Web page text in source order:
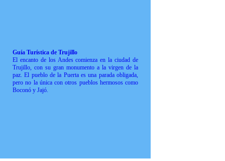
Guía Turística de Trujillo
El encanto de los Andes comienza en la ciudad de
Trujillo, con su gran monumento a la virgen de la
paz. El pueblo de la Puerta es una parada obligada,
pero no la única con otros pueblos hermosos como
Boconó y Jajó.